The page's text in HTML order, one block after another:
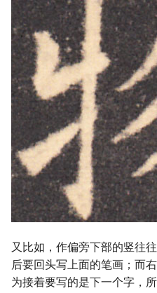
又比如，作偏旁下部的竖往
后要回头写上面的笔画；而
为接着要写的是下一个字，所